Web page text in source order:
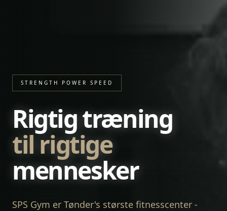
STRENGTH POWER SPEED
Rigtig træning
til rigtige
mennesker
SPS Gym er Tønder's største fitnesscenter -